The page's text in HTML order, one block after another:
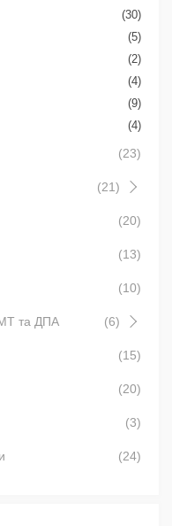
(30)
(5)
(2)
(4)
(9)
(4)
(23)
(21)
(20)
(13)
(10)
та ДПА (6)
(15)
(20)
(3)
(24)